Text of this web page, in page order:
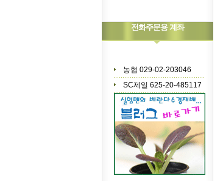
전화주문용 계좌
농협 029-02-203046
SC제일 625-20-485117